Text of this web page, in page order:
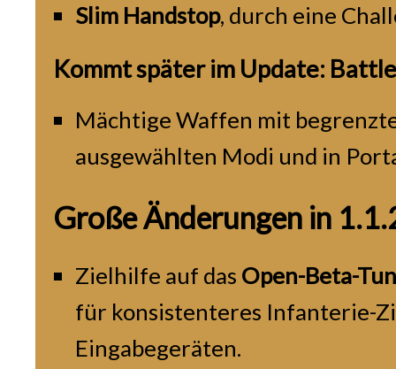
Slim Handstop, durch eine
Kommt später im Update:
Mächtige Waffen mit
ausgewählten Modi und in
Große Änderungen in
Zielhilfe auf das Open-Beta-
für konsistenteres Infanterie-
Eingabegeräten.